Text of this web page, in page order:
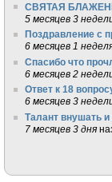
СВЯТАЯ
5 месяцев 3
Поздравление с
6 месяцев 1
Спасибо что
6 месяцев 2
Ответ к 18
6 месяцев 3
Талант внушать и
7 месяцев 3 дня